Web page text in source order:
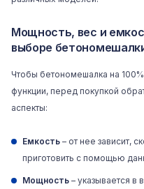
Мощность, вес и
выборе
Чтобы бетономешалка на
функции, перед покупкой
аспекты:
Емкость – от нее зависит,
приготовить с помощью
Мощность – указывается в